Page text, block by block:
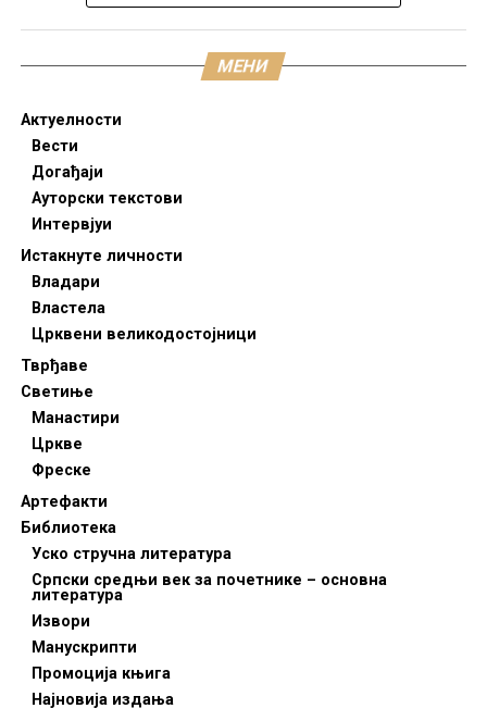
МЕНИ
Актуелности
Вести
Догађаји
Aуторски текстови
Интервјуи
Истакнуте личности
Владари
Властела
Црквени великодостојници
Тврђаве
Светиње
Манастири
Цркве
Фреске
Артефакти
Библиотека
Уско стручна литература
Српски средњи век за почетнике – основна
литература
Извори
Манускрипти
Промоција књига
Најновија издања